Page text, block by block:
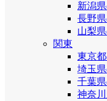
新潟
長野
山梨
関東
東京
埼玉
千葉
神奈